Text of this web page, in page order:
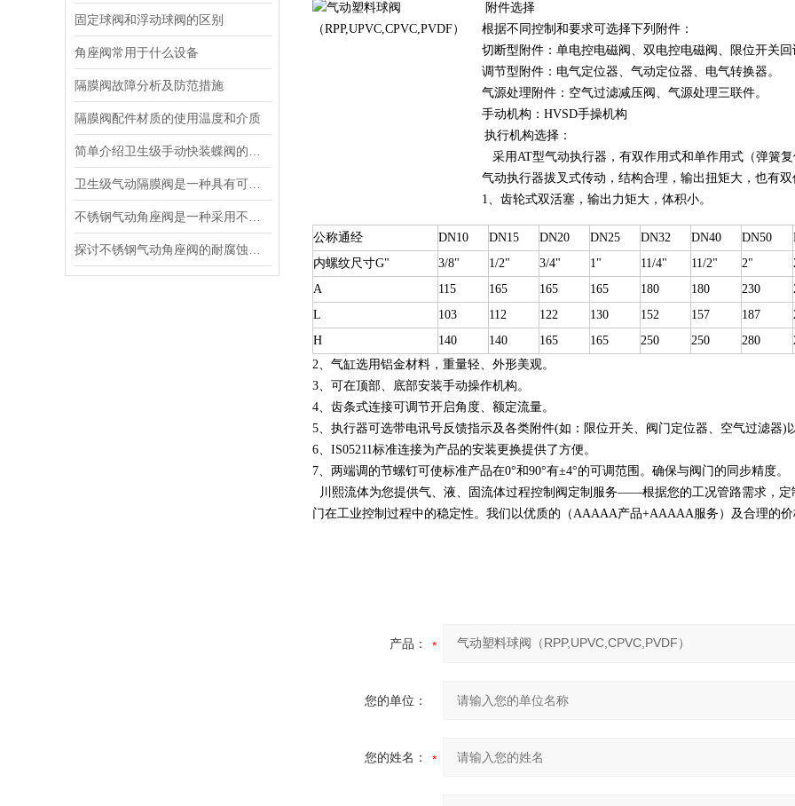
固定球阀和浮动球阀的区别
角座阀常用于什么设备
隔膜阀故障分析及防范措施
隔膜阀配件材质的使用温度和介质
公称通经 DN10 DN15 DN20 DN25 DN32 DN40 DN50
内螺纹尺寸G"
3/8" 1/2" 3/4" 1" 11/4" 11/2" 2"
A
115 165 165 165 180 180 230
L
103 112 122 130 152 157 187
H
140 140 165 165 250 250 280
附件选择
根据不同控制和要求可选择下列附件：
切断型附件：单电控电磁阀、双电控电磁阀、限位开关
调节型附件：电气定位器、气动定位器、电气转换器。
气源处理附件：空气过滤减压阀、气源处理三联件。
手动机构：HVSD手操机构
执行机构选择：
采用AT型气动执行器，有双作用式和单作用式（弹簧
气动执行器拔叉式传动，结构合理，输出扭矩大，也有
1、齿轮式双活塞，输出力矩大，体积小。
2、气缸选用铝金材料，重量轻、外形美观。
3、可在顶部、底部安装手动操作机构。
4、齿条式连接可调节开启角度、额定流量。
5、执行器可选带电讯号反馈指示及各类附件(如：限位开关、阀门定位器、空气过滤器)
6、IS05211标准连接为产品的安装更换提供了方便。
7、两端调的节螺钉可使标准产品在0°和90°有±4°的可调范围。确保与阀门的同步精度。
川熙流体为您提供气、液、固流体过程控制阀定制服务——根据您的工况管路需求，
门在工业控制过程中的稳定性。我们以优质的（AAAAA产品+AAAAA服务）及合理的
产品：
您的单位：
您的姓名：